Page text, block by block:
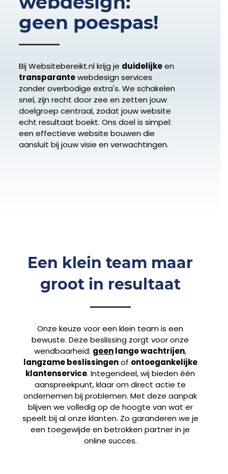
geen poespas!
Bij Websitebereikt.nl krijg je duidelijkeen
transparantewebdesign services
zonder overbodige extra's. We schakelen
snel, zijn recht door zee en zetten jouw
doelgroep centraal, zodat jouw website
echt resultaat boekt. Ons doel is simpel:
een effectieve website bouwen die
aansluit bij jouw visie en verwachtingen.
Een klein team maar
groot in resultaat
Onze keuze voor een klein team is een
bewuste. Deze beslissing zorgt voor onze
wendbaarheid: geenlange wachtrijen,
langzame beslissingenof ontoegankelijke
klantenservice. Integendeel, wij bieden één
aanspreekpunt, klaar om direct actie te
ondernemen bij problemen. Met deze aanpak
blijven we volledig op de hoogte van wat er
speelt bij al onze klanten. Zo garanderen we je
een toegewijde en betrokken partner in je
online succes.